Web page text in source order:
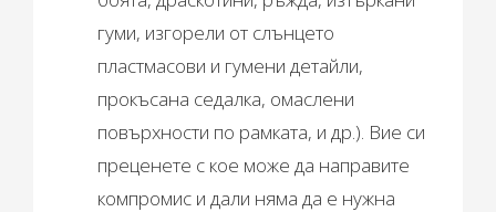
гуми, изгорели от слънцето
пластмасови и гумени детайли,
прокъсана седалка, омаслени
повърхности по рамката, и др.). Вие си
преценете с кое може да направите
компромис и дали няма да е нужна